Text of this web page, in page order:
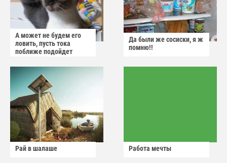
А может не будем его
ловить, пусть тока
поближе подойдет
Да были же сосиски, я ж
помню!!
Рай в шалаше Работа мечты